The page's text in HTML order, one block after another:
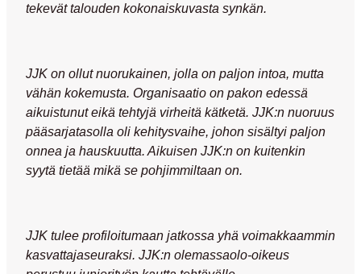
tekevät talouden kokonaiskuvasta synkän.
JJK on ollut nuorukainen, jolla on paljon intoa, mutta
vähän kokemusta. Organisaatio on pakon edessä
aikuistunut eikä tehtyjä virheitä kätketä. JJK:n nuoruus
pääsarjatasolla oli kehitysvaihe, johon sisältyi paljon
onnea ja hauskuutta. Aikuisen JJK:n on kuitenkin
syytä tietää mikä se pohjimmiltaan on.
JJK tulee profiloitumaan jatkossa yhä voimakkaammin
kasvattajaseuraksi . JJK:n olemassaolo-oikeus